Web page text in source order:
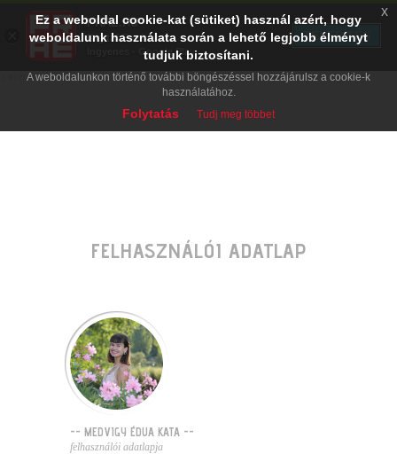
FELHASZNÁLÓI ADATLAP
-- MEDVIGY ÉDUA KATA --
felhasználói adatlapja
Ez a weboldal cookie-kat (sütiket) használ azért, hogy
weboldalunk használata során a lehető legjobb élményt
tudjuk biztosítani.
A weboldalunkon történő további böngészéssel hozzájárulsz a cookie-k
használatához.
Folytatás Tudj meg többet
x
PRAE.HU
Digital Evolution
Ingyenes - Google Play
TELEPÍTÉS